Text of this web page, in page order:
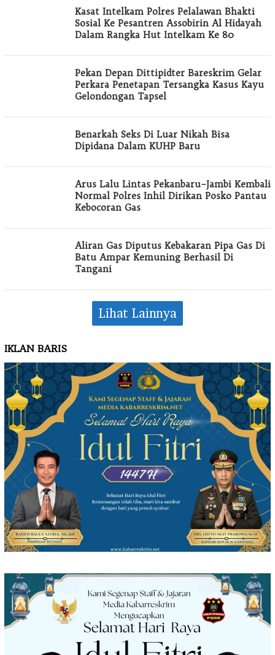
Kasat Intelkam Polres Pelalawan Bhakti
Sosial Ke Pesantren Assobirin Al Hidayah
Dalam Rangka Hut Intelkam Ke 80
Pekan Depan Dittipidter Bareskrim Gelar
Perkara Penetapan Tersangka Kasus Kayu
Gelondongan Tapsel
Benarkah Seks Di Luar Nikah Bisa
Dipidana Dalam KUHP Baru
Arus Lalu Lintas Pekanbaru–Jambi Kembali
Normal Polres Inhil Dirikan Posko Pantau
Kebocoran Gas
Aliran Gas Diputus Kebakaran Pipa Gas Di
Batu Ampar Kemuning Berhasil Di
Tangani
Lihat Lainnya
IKLAN BARIS